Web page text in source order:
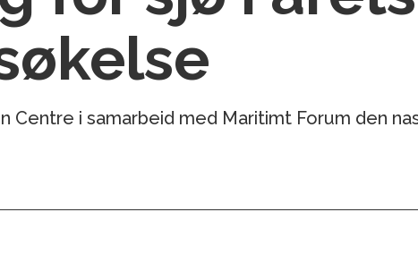
i samarbeid med Maritimt Forum den